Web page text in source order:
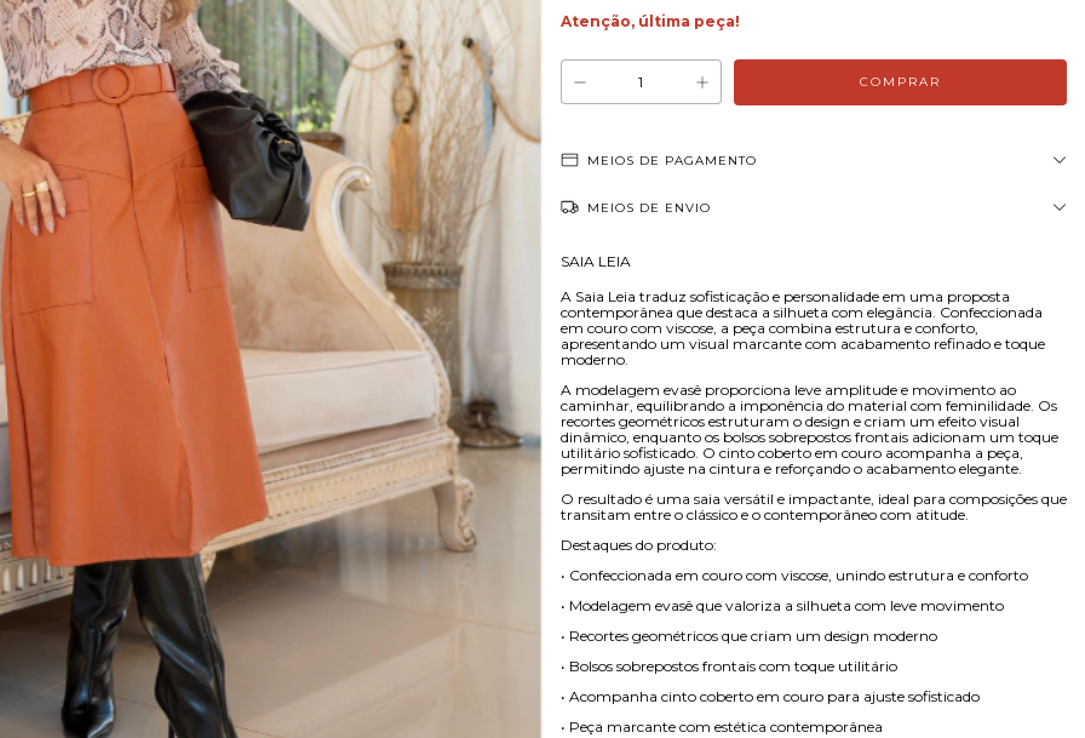
Atenção, última peça!
MEIOS DE PAGAMENTO
MEIOS DE ENVIO
SAIA LEIA
A Saia Leia traduz sofisticação e personalidade em uma proposta
contemporânea que destaca a silhueta com elegância. Confeccionada
em couro com viscose, a peça combina estrutura e conforto,
apresentando um visual marcante com acabamento refinado e toque
moderno.
A modelagem evasê proporciona leve amplitude e movimento ao
caminhar, equilibrando a imponência do material com feminilidade. Os
recortes geométricos estruturam o design e criam um efeito visual
dinâmico, enquanto os bolsos sobrepostos frontais adicionam um toque
utilitário sofisticado. O cinto coberto em couro acompanha a peça,
permitindo ajuste na cintura e reforçando o acabamento elegante.
O resultado é uma saia versátil e impactante, ideal para composições que
transitam entre o clássico e o contemporâneo com atitude.
Destaques do produto:
• Confeccionada em couro com viscose, unindo estrutura e conforto
• Modelagem evasê que valoriza a silhueta com leve movimento
• Recortes geométricos que criam um design moderno
• Bolsos sobrepostos frontais com toque utilitário
• Acompanha cinto coberto em couro para ajuste sofisticado
• Peça marcante com estética contemporânea